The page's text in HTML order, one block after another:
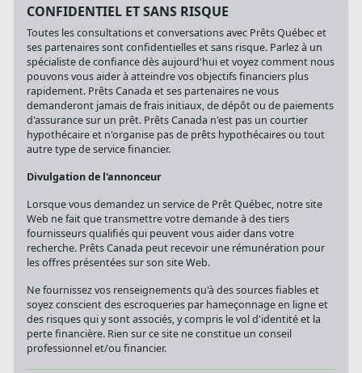
CONFIDENTIEL ET SANS RISQUE
Toutes les consultations et conversations avec Prêts Québec et
ses partenaires sont confidentielles et sans risque. Parlez à un
spécialiste de confiance dès aujourd'hui et voyez comment nous
pouvons vous aider à atteindre vos objectifs financiers plus
rapidement. Prêts Canada et ses partenaires ne vous
demanderont jamais de frais initiaux, de dépôt ou de paiements
d'assurance sur un prêt. Prêts Canada n'est pas un courtier
hypothécaire et n'organise pas de prêts hypothécaires ou tout
autre type de service financier.
Divulgation de l'annonceur
Lorsque vous demandez un service de Prêt Québec, notre site
Web ne fait que transmettre votre demande à des tiers
fournisseurs qualifiés qui peuvent vous aider dans votre
recherche. Prêts Canada peut recevoir une rémunération pour
les offres présentées sur son site Web.
Ne fournissez vos renseignements qu'à des sources fiables et
soyez conscient des escroqueries par hameçonnage en ligne et
des risques qui y sont associés, y compris le vol d'identité et la
perte financière. Rien sur ce site ne constitue un conseil
professionnel et/ou financier.